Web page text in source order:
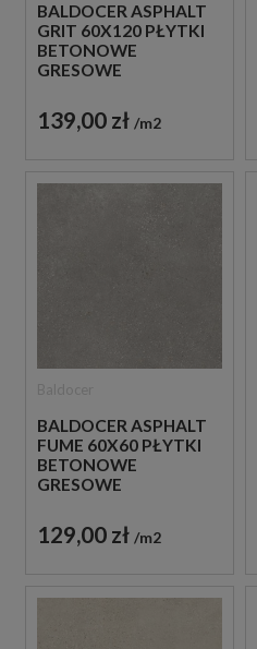
BALDOCER ASPHALT
GRIT 60X120 PŁYTKI
BETONOWE
GRESOWE
139,00 zł m2
BALDOCER ASPHALT
FUME 60X60 PŁYTKI
BETONOWE
GRESOWE
129,00 zł m2